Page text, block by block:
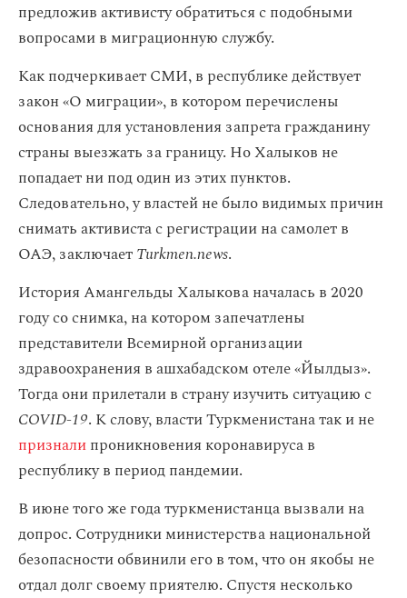
предложив активисту обратиться с подобными
вопросами в миграционную службу.
Как подчеркивает СМИ, в республике действует
закон «О миграции», в котором перечислены
основания для установления запрета гражданину
страны выезжать за границу. Но Халыков не
попадает ни под один из этих пунктов.
Следовательно, у властей не было видимых причин
снимать активиста с регистрации на самолет в
ОАЭ, заключаетTurkmen.news.
История Амангельды Халыкова началась в 2020
году со снимка, на котором запечатлены
представители Всемирной организации
здравоохранения в ашхабадском отеле «Йылдыз».
Тогда они прилетали в страну изучить ситуацию с
COVID-19. К слову, власти Туркменистана так и не
призналипроникновения коронавируса в
республику в период пандемии.
В июне того же года туркменистанца вызвали на
допрос. Сотрудники министерства национальной
безопасности обвинили его в том, что он якобы не
отдал долг своему приятелю. Спустя несколько